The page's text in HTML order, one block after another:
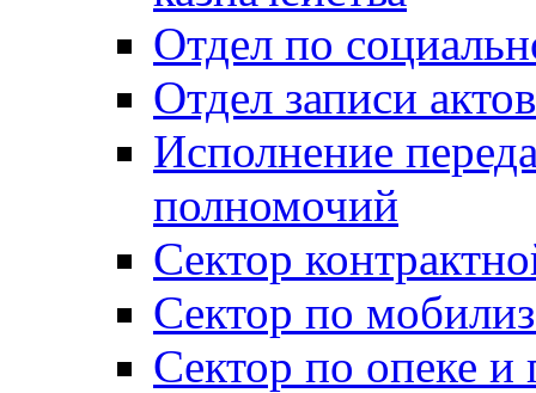
Отдел по
Отдел записи
Исполнение
полномочий
Сектор
Сектор по
Сектор по опеке и